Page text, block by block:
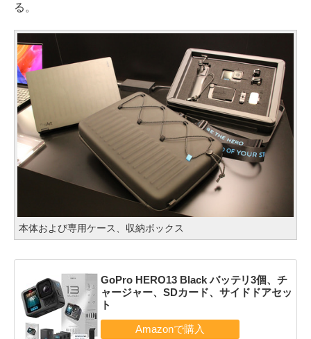
る。
本体および専用ケース、収納ボックス
GoPro HERO13 Black バッテリ3個、チ
ャージャー、SDカード、サイドドアセッ
ト